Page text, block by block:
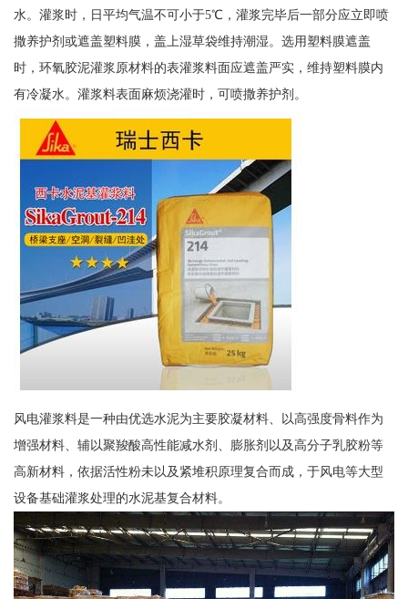
水。灌浆时，日平均气温不可小于5℃，灌浆完毕后一部分应立即喷
撒养护剂或遮盖塑料膜，盖上湿草袋维持潮湿。选用塑料膜遮盖
时，环氧胶泥灌浆原材料的表灌浆料面应遮盖严实，维持塑料膜内
有冷凝水。灌浆料表面麻烦浇灌时，可喷撒养护剂。
风电灌浆料是一种由优选水泥为主要胶凝材料、以高强度骨料作为
增强材料、辅以聚羧酸高性能减水剂、膨胀剂以及高分子乳胶粉等
高新材料，依据活性粉未以及紧堆积原理复合而成，于风电等大型
设备基础灌浆处理的水泥基复合材料。